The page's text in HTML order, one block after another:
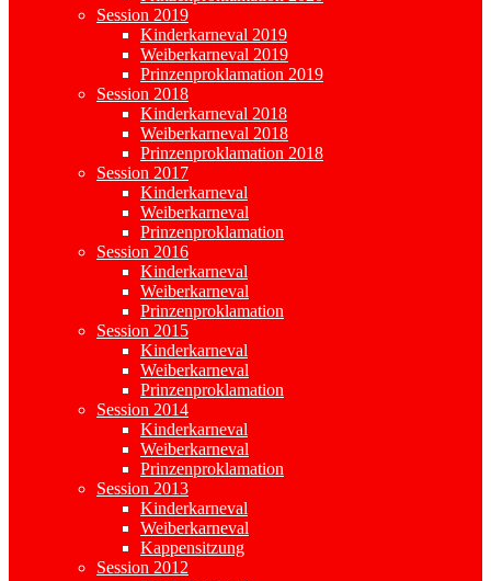
Session 2019
Kinderkarneval 2019
Weiberkarneval 2019
Prinzenproklamation 2019
Session 2018
Kinderkarneval 2018
Weiberkarneval 2018
Prinzenproklamation 2018
Session 2017
Kinderkarneval
Weiberkarneval
Prinzenproklamation
Session 2016
Kinderkarneval
Weiberkarneval
Prinzenproklamation
Session 2015
Kinderkarneval
Weiberkarneval
Prinzenproklamation
Session 2014
Kinderkarneval
Weiberkarneval
Prinzenproklamation
Session 2013
Kinderkarneval
Weiberkarneval
Kappensitzung
Session 2012